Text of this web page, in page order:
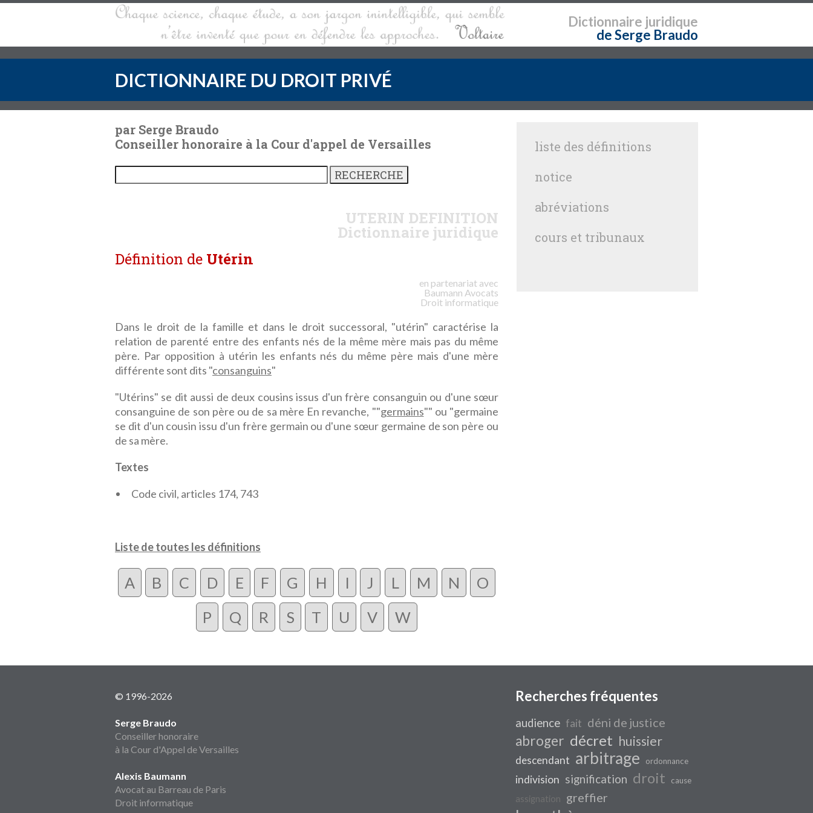
Dictionnaire juridique
de Serge Braudo
DICTIONNAIRE DU DROIT PRIVÉ
par Serge Braudo
Conseiller honoraire à la Cour d'appel de Versailles
UTERIN DEFINITION
Dictionnaire juridique
Définition de Utérin
en partenariat avec
Baumann Avocats
Droit informatique
Dans le droit de la famille et dans le droit successoral, "utérin" caractérise la
relation de parenté entre des enfants nés de la même mère mais pas du même
père. Par opposition à utérin les enfants nés du même père mais d'une mère
différente sont dits "consanguins"
"Utérins" se dit aussi de deux cousins issus d'un frère consanguin ou d'une sœur
consanguine de son père ou de sa mère En revanche, ""germains"" ou "germaine
se dit d'un cousin issu d'un frère germain ou d'une sœur germaine de son père ou
de sa mère.
Textes
Code civil, articles 174, 743
Liste de toutes les définitions
A B C D E F G H I J L M N
O
P
Q R S T U V W
liste des définitions
notice
abréviations
cours et tribunaux
© 1996-2026
Serge Braudo
Conseiller honoraire
à la Cour d'Appel de Versailles
Alexis Baumann
Avocat au Barreau de Paris
Droit informatique
Recherches fréquentes
audience fait déni de justice
abroger décret huissier
descendant arbitrage ordonnance
indivision signification droit cause
assignation greffier